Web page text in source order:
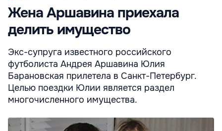
Жена Аршавина приехала
делить имущество
Экс-супруга известного российского
футболиста Андрея Аршавина Юлия
Барановская прилетела в Санкт-Петербург.
Целью поездки Юлии является раздел
многочисленного имущества.